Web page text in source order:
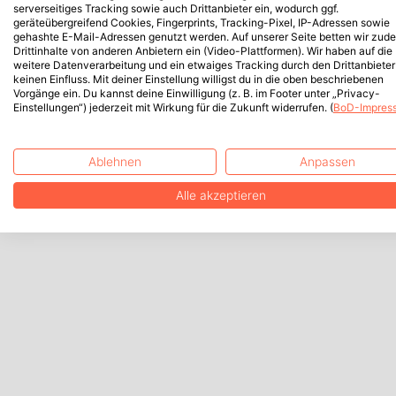
serverseitiges Tracking sowie auch Drittanbieter ein, wodurch ggf.
geräteübergreifend Cookies, Fingerprints, Tracking-Pixel, IP-Adressen sowie
gehashte E-Mail-Adressen genutzt werden. Auf unserer Seite betten wir
Drittinhalte von anderen Anbietern ein (Video-Plattformen). Wir haben auf die
weitere Datenverarbeitung und ein etwaiges Tracking durch den Drittanbieter
keinen Einfluss. Mit deiner Einstellung willigst du in die oben beschriebenen
Vorgänge ein. Du kannst deine Einwilligung (z. B. im Footer unter „Privacy-
Einstellungen“) jederzeit mit Wirkung für die Zukunft widerrufen. (BoD-
Ablehnen Anpassen
Alle akzeptieren